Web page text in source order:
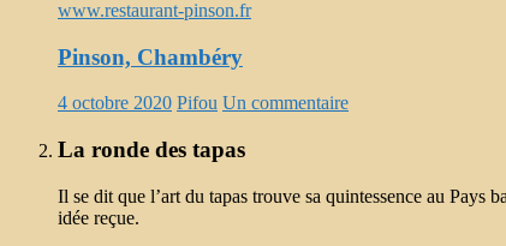
www.restaurant-pinson.fr
Pinson, Chambéry
4 octobre 2020 Pifou Un commentaire
La ronde des tapas
Il se dit que l’art du tapas trouve sa quintessence au
idée reçue.